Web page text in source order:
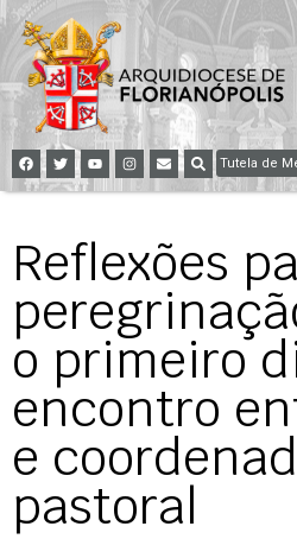
Tutela de
Reflexões
o primeiro
encontro
e
pastoral